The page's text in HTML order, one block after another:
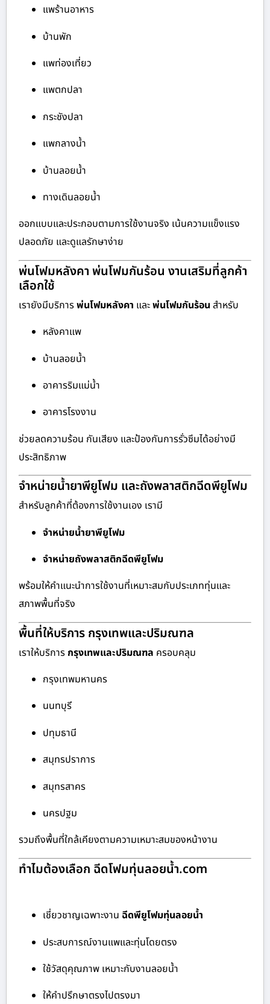
แพร้านอาหาร
บ้านพัก
แพท่องเที่ยว
แพตกปลา
กระชังปลา
แพกลางน้ำ
บ้านลอยน้ำ
ทางเดินลอยน้ำ
ออกแบบและประกอบตามการใช้งานจริง เน้นความแข็งแรง
ปลอดภัย และดูแลรักษาง่าย
พ่นโฟมหลังคา พ่นโฟมกันร้อน งานเสริมที่ลูกค้า
เลือกใช้
เรายังมีบริการพ่นโฟมหลังคา และพ่นโฟมกันร้อน สำหรับ
หลังคาแพ
บ้านลอยน้ำ
อาคารริมแม่น้ำ
อาคารโรงงาน
ช่วยลดความร้อน กันเสียง และป้องกันการรั่วซึมได้อย่างมี
ประสิทธิภาพ
จำหน่ายน้ำยาพียูโฟม และถังพลาสติกฉีดพียูโฟม
สำหรับลูกค้าที่ต้องการใช้งานเอง เรามี
จำหน่ายน้ำยาพียูโฟม
จำหน่ายถังพลาสติกฉีดพียูโฟม
พร้อมให้คำแนะนำการใช้งานที่เหมาะสมกับประเภททุ่นและ
สภาพพื้นที่จริง
พื้นที่ให้บริการ กรุงเทพและปริมณฑล
เราให้บริการ กรุงเทพและปริมณฑล ครอบคลุม
กรุงเทพมหานคร
นนทบุรี
ปทุมธานี
สมุทรปราการ
สมุทรสาคร
นครปฐม
รวมถึงพื้นที่ใกล้เคียงตามความเหมาะสมของหน้างาน
ทำไมต้องเลือก ฉีดโฟมทุ่นลอยน้ำ.com
เชี่ยวชาญเฉพาะงาน ฉีดพียูโฟมทุ่นลอยน้ำ
ประสบการณ์งานแพและทุ่นโดยตรง
ใช้วัสดุคุณภาพ เหมาะกับงานลอยน้ำ
ให้คำปรึกษาตรงไปตรงมา